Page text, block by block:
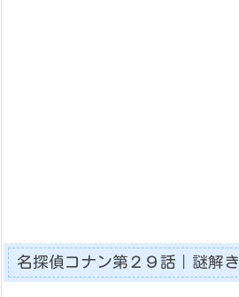
名探偵コナン第２９話｜謎解き